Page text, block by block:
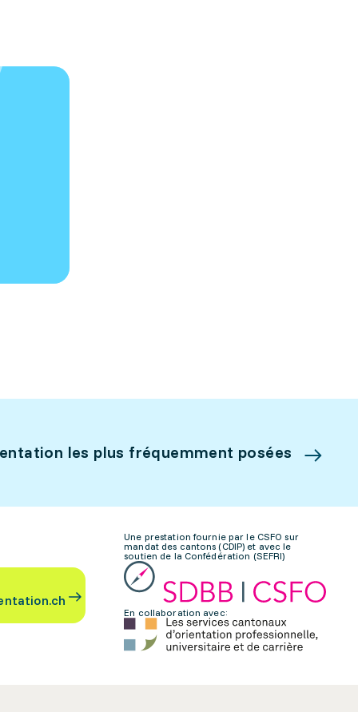
les plus fréquemment posées
Une prestation fournie par le CSFO sur
mandat des cantons (CDIP) et avec le
soutien de la Confédération (SEFRI)
En collaboration avec: